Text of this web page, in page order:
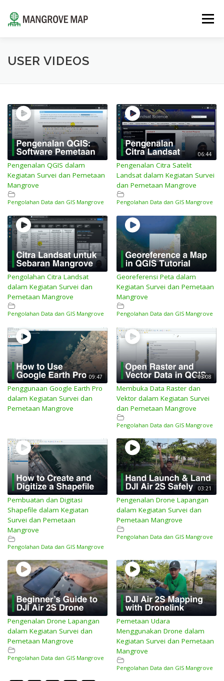
konten
Menu
⌂ TENTANG
HUBUNGI KAMI ID
EN
USER VIDEOS
Pengenalan QGIS dalam
Kegiatan Survei dan Pemetaan
Mangrove
Pengolahan Data dan GIS Mangrove
06:44
Pengenalan Citra Satelit
Landsat dalam Kegiatan Survei
dan Pemetaan Mangrove
Pengolahan Data dan GIS Mangrove
Pengolahan Citra Landsat
dalam Kegiatan Survei dan
Pemetaan Mangrove
Pengolahan Data dan GIS Mangrove
Georeferensi Peta dalam
Kegiatan Survei dan Pemetaan
Mangrove
Pengolahan Data dan GIS Mangrove
09:47
Penggunaan Google Earth Pro
dalam Kegiatan Survei dan
Pemetaan Mangrove
03:08
Membuka Data Raster dan
Vektor dalam Kegiatan Survei
dan Pemetaan Mangrove
Pengolahan Data dan GIS Mangrove
Pembuatan dan Digitasi
Shapefile dalam Kegiatan
Survei dan Pemetaan
Mangrove
Pengolahan Data dan GIS Mangrove
03:21
Pengenalan Drone Lapangan
dalam Kegiatan Survei dan
Pemetaan Mangrove
Pengolahan Data dan GIS Mangrove
Pengenalan Drone Lapangan
dalam Kegiatan Survei dan
Pemetaan Mangrove
Pengolahan Data dan GIS Mangrove
Pemetaan Udara
Menggunakan Drone dalam
Kegiatan Survei dan Pemetaan
Mangrove
Pengolahan Data dan GIS Mangrove